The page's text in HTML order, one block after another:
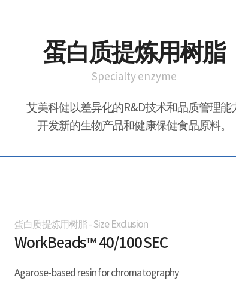
蛋白质提炼用树脂
Specialty enzyme
艾美科健以差异化的R&D技术和品质管理能
开发新的生物产品和健康保健食品原料。
蛋白质提炼用树脂 - Size Exclusion
WorkBeads™ 40/100 SEC
Agarose-based resin for chromatography